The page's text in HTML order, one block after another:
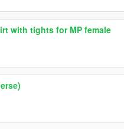
with tights for MP female